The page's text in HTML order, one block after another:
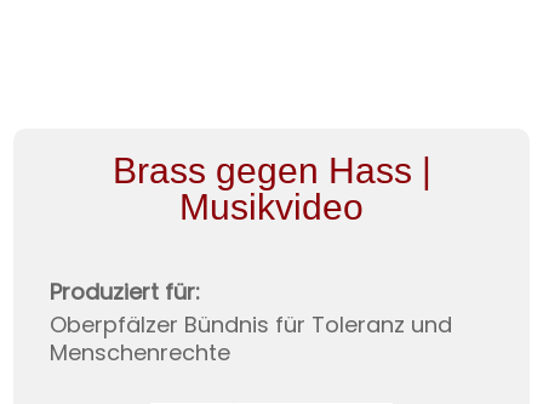
Brass gegen Hass |
Musikvideo
Produziert für:
Oberpfälzer Bündnis für Toleranz und
Menschenrechte